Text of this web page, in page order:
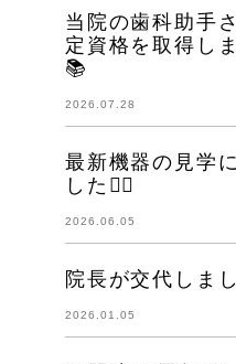
当院の歯科助手
定資格を取得し
📚
2026.07.28
最新機器の見学
した👩‍⚕️
2026.06.05
院長が交代しま
2026.01.05